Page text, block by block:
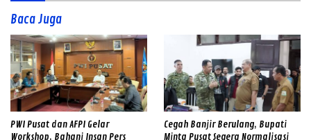
Baca Juga
PWI Pusat dan AFPI Gelar
Workshop, Bahani Insan Pers
Cegah Banjir Berulang, Bupati
Minta Pusat Segera Normalisasi